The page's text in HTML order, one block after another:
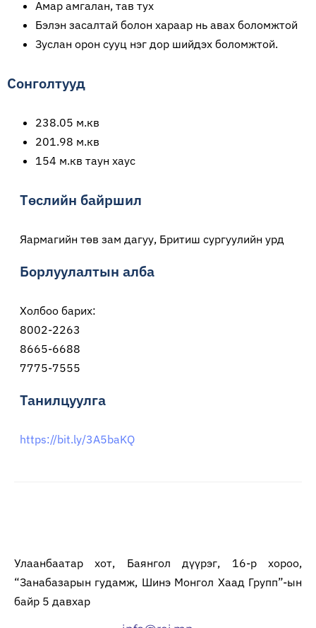
Амар амгалан, тав тух
Бэлэн засалтай болон хараар нь авах боломжтой
Зуслан орон сууц нэг дор шийдэх боломжтой.
Сонголтууд
238.05 м.кв
201.98 м.кв
154 м.кв таун хаус
Төслийн байршил
Яармагийн төв зам дагуу, Бритиш сургуулийн урд
Борлуулалтын алба
Холбоо барих:
8002-2263
8665-6688
7775-7555
Танилцуулга
https://bit.ly/3A5baKQ
Улаанбаатар хот, Баянгол дүүрэг, 16-р хороо,
“Занабазарын гудамж, Шинэ Монгол Хаад Групп”-ын
байр 5 давхар